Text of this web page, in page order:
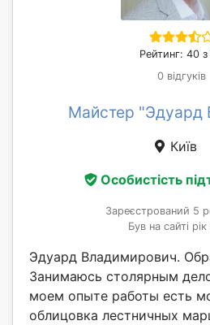
Рейтинг: 40
0 відгуків
Майстер "Эдуард
Київ
Особистість
Зареєстрований 5
Був на сайті
Эдуард Владимирович.
Занимаюсь столярным
моем опыте работы есть
облицовка лестничных